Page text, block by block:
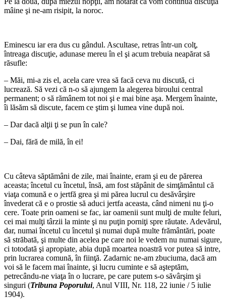
mâine şi ne-am risipit, la noroc.
Eminescu iar era dus cu gândul. Ascultase, retras într-un colţ,
întreaga discuţie, adunase mereu în el şi acum trebuia neapărat să
răsufle:
– Măi, mi-a zis el, acela care vrea să facă ceva nu discută, ci
lucrează. Să vezi că n-o să ajungem la alegerea biroului central
permanent; o să rămânem tot noi şi e mai bine aşa. Mergem înainte,
îi lăsăm să discute, facem ce ştim şi lumea vine după noi.
– Dar dacă alţii ţi se pun în cale?
– Dai, fără de milă, în ei!
Cu câteva săptămâni de zile, mai înainte, eram şi eu de părerea
aceasta; încetul cu încetul, însă, am fost stăpânit de simţământul că
viaţa comună e o jertfă grea şi mi părea lucrul cu desăvârşire
învederat că e o prostie să aduci jertfa aceasta, când nimeni nu ţi-o
cere. Toate prin oameni se fac, iar oamenii sunt mulţi de multe feluri,
cei mai mulţi târzii la minte şi nu puţin porniţi spre răutate. Adevărul,
dar, numai încetul cu încetul şi numai după multe frământări, poate
să străbată, şi multe din acelea pe care noi le vedem nu numai sigure,
ci totodată şi apropiate, abia după moartea noastră vor putea să intre,
prin lucrarea comună, în fiinţă. Zadarnic ne-am zbuciuma, dacă am
voi să le facem mai înainte, şi lucru cuminte e să aşteptăm,
petrecându-ne viaţa în o lucrare, pe care putem s-o săvârşim şi
singuri (Tribuna Poporului, Anul VIII, Nr. 118, 22 iunie / 5 iulie
1904).